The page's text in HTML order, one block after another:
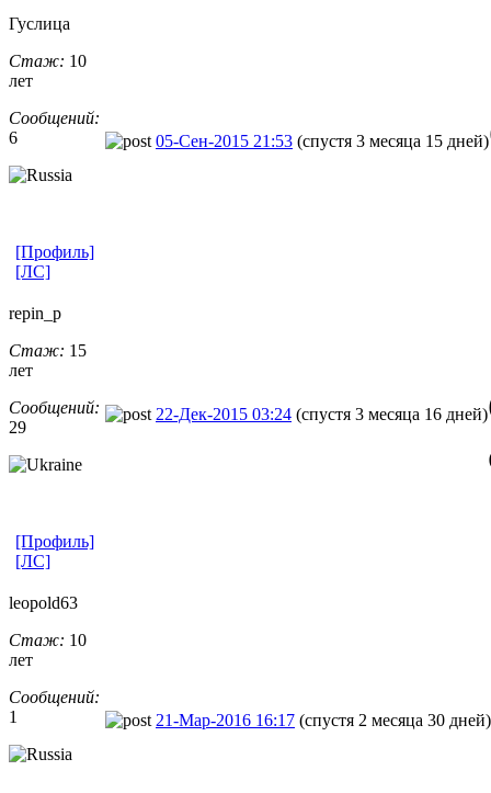
Гуслица
Стаж: 10
лет
Сообщений:
6
05-Сен-2015 21:53 (спустя 3 месяца 15 дней)
[Профиль]
[ЛС]
repin_p
Стаж: 15
лет
Сообщений:
29
22-Дек-2015 03:24 (спустя 3 месяца 16 дней)
[Профиль]
[ЛС]
leopold63
Стаж: 10
лет
Сообщений:
1
21-Мар-2016 16:17 (спустя 2 месяца 30 дней)